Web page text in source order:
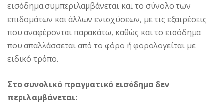
εισόδημα συμπεριλαμβάνεται και το σύνολο των
επιδομάτων και άλλων ενισχύσεων, με τις εξαιρέσεις
που αναφέρονται παρακάτω, καθώς και το εισόδημα
που απαλλάσσεται από το φόρο ή φορολογείται με
ειδικό τρόπο.
Στο συνολικό πραγματικό εισόδημα δεν
περιλαμβάνεται: